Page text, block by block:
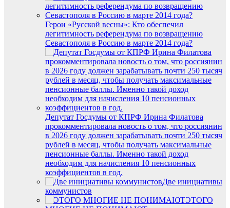
Герои «Русской весны»: Кто обеспечил
легитимность референдума по возвращению
Севастополя в Россию в марте 2014 года?
Депутат Госдумы от КПРФ Ирина Филатова
прокомментировала новость о том, что россиянин
в 2026 году должен зарабатывать почти 250 тысяч
рублей в месяц, чтобы получать максимальные
пенсионные баллы. Именно такой доход
необходим для начисления 10 пенсионных
коэффициентов в год.
Две инициативы
коммунистов
ЭТОГО